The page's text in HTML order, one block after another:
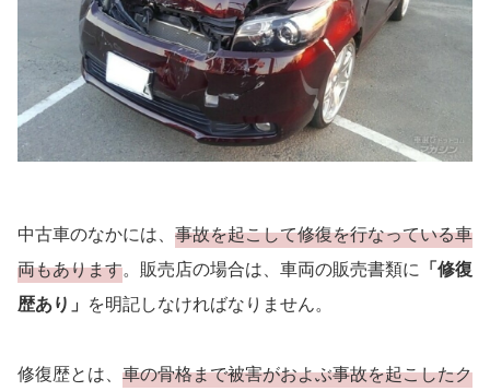
中古車のなかには、 事故を起こして修復を行なっている車
両もあります。販売店の場合は、車両の販売書類に 「修復
歴あり」 を明記しなければなりません。
修復歴とは、 車の骨格まで被害がおよぶ事故を起こしたク